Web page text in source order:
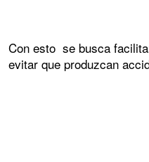
Con esto se busca
evitar que produzcan